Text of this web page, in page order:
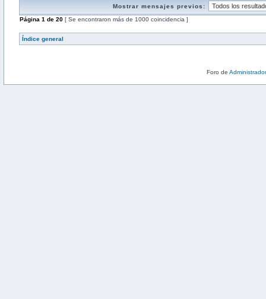
Mostrar mensajes previos:
Página 1 de 20 [ Se encontraron más de 1000 coincidencia ]
Índice general
Foro de